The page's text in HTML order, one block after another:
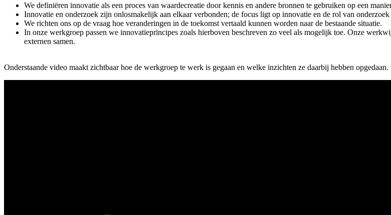
We definiëren innovatie als een proces van waardecreatie door kennis en andere bronnen te gebruiken op een
Innovatie en onderzoek zijn onlosmakelijk aan elkaar verbonden; de focus ligt op innovatie en de rol van onderzoek
We richten ons op de vraag hoe veranderingen in de toekomst vertaald kunnen worden naar de bestaande situatie.
In onze werkgroep passen we innovatieprincipes zoals hierboven beschreven zo veel als mogelijk toe. Onze
externen samen.
Onderstaande video maakt zichtbaar hoe de werkgroep te werk is gegaan en welke inzichten ze daarbij hebben opgedaan.